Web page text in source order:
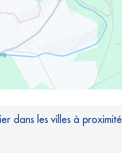
dans les villes à proximité